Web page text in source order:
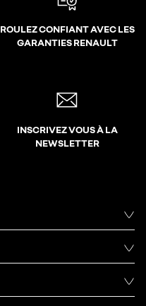
ROULEZ CONFIANT AVEC LES
GARANTIES RENAULT
INSCRIVEZ VOUS À LA
NEWSLETTER